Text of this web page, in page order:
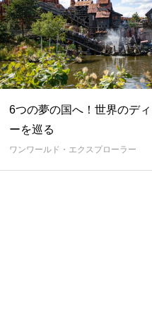
6つの夢の国へ！世界のデ
ーを巡る
ワンワールド・エクスプローラー